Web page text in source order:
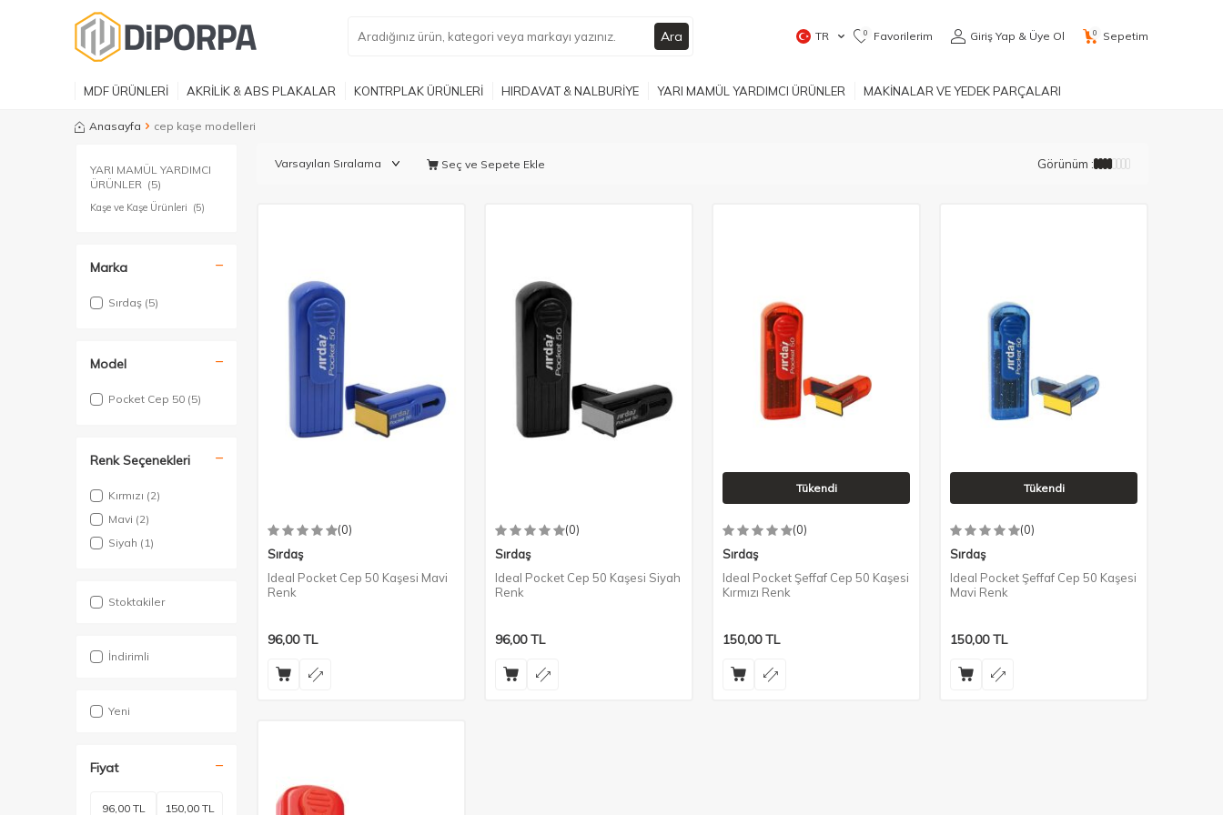
Ara TR 0 Favorilerim Giriş Yap & Üye Ol 0 Sepetim
MDF ÜRÜNLERİ AKRİLİK & ABS PLAKALAR KONTRPLAK ÜRÜNLERİ HIRDAVAT & NALBURİYE YARI MAMÜL YARDIMCI ÜRÜNLER MAKİNALAR VE YEDEK PARÇALARI
Anasayfa cep kaşe modelleri
YARI MAMÜL YARDIMCI
ÜRÜNLER (5)
Kaşe ve Kaşe Ürünleri (5)
Marka
Sırdaş (5)
Model
Pocket Cep 50 (5)
Renk Seçenekleri
Kırmızı (2)
Mavi (2)
Siyah (1)
Stoktakiler
İndirimli
Yeni
Fiyat
Seç ve Sepete Ekle Görünüm :
(0)
Sırdaş
Ideal Pocket Cep 50 Kaşesi Mavi
Renk
96,00TL
(0)
Sırdaş
Ideal Pocket Cep 50 Kaşesi Siyah
Renk
96,00TL
Tükendi
(0)
Sırdaş
Ideal Pocket Şeffaf Cep 50 Kaşesi
Kırmızı Renk
150,00TL
Tükendi
(0)
Sırdaş
Ideal Pocket Şeffaf Cep 50 Kaşesi
Mavi Renk
150,00TL